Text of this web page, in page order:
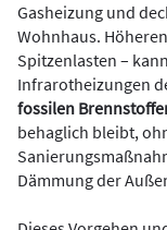
Gasheizung und
Wohnhaus.
Spitzenlasten –
Infrarotheizungen
fossilen
behaglich bleibt,
Dämmung der